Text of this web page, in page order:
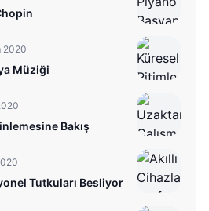
2020
Müziği
Bakış
Tutkuları Besliyor